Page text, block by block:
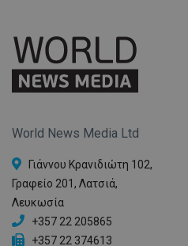
World News Media Ltd
Γιάννου Κρανιδιώτη 102,
Γραφείο 201, Λατσιά,
Λευκωσία
+357 22 205865
+357 22 374613